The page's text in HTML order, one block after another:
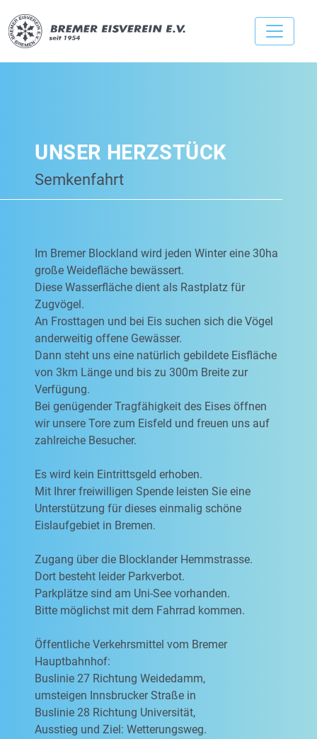
UNSER HERZSTÜCK
Semkenfahrt
Im Bremer Blockland wird jeden Winter eine 30ha
große Weidefläche bewässert.
Diese Wasserfläche dient als Rastplatz für
Zugvögel.
An Frosttagen und bei Eis suchen sich die Vögel
anderweitig offene Gewässer.
Dann steht uns eine natürlich gebildete Eisfläche
von 3km Länge und bis zu 300m Breite zur
Verfügung.
Bei genügender Tragfähigkeit des Eises öffnen
wir unsere Tore zum Eisfeld und freuen uns auf
zahlreiche Besucher.
Es wird kein Eintrittsgeld erhoben.
Mit Ihrer freiwilligen Spende leisten Sie eine
Unterstützung für dieses einmalig schöne
Eislaufgebiet in Bremen.
Zugang über die Blocklander Hemmstrasse.
Dort besteht leider Parkverbot.
Parkplätze sind am Uni-See vorhanden.
Bitte möglichst mit dem Fahrrad kommen.
Öffentliche Verkehrsmittel vom Bremer
Hauptbahnhof:
Buslinie 27 Richtung Weidedamm,
umsteigen Innsbrucker Straße in
Buslinie 28 Richtung Universität,
Ausstieg und Ziel: Wetterungsweg.